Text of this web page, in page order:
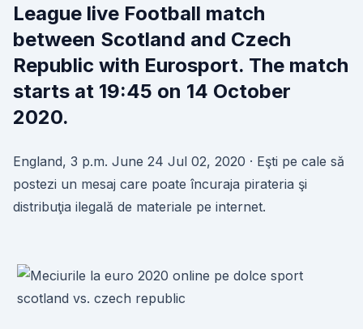
League live Football match
between Scotland and Czech
Republic with Eurosport. The match
starts at 19:45 on 14 October
2020.
England, 3 p.m. June 24 Jul 02, 2020 · Eşti pe cale să
postezi un mesaj care poate încuraja pirateria şi
distribuţia ilegală de materiale pe internet.